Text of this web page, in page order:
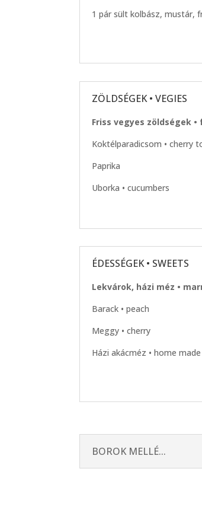
1 pár sült kolbász, mustár,
ZÖLDSÉGEK • VEGIES
Friss vegyes zöldségek
Koktélparadicsom • cherry
Paprika
Uborka • cucumbers
ÉDESSÉGEK • SWEETS
Lekvárok, házi méz •
Barack • peach
Meggy • cherry
Házi akácméz • home
BOROK MELLÉ...